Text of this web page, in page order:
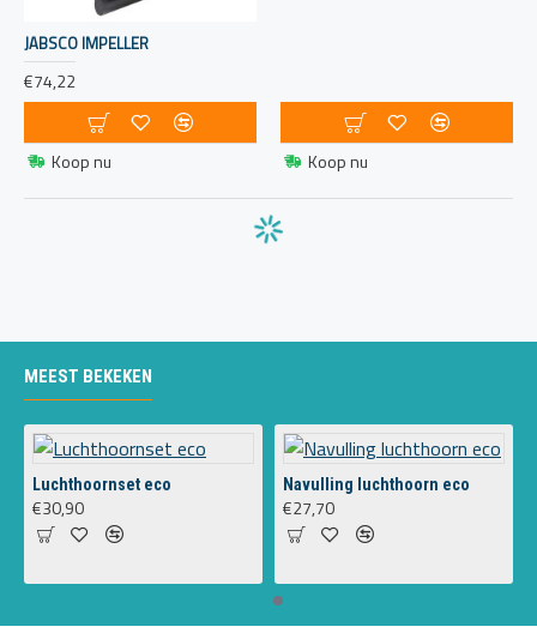
JABSCO IMPELLER
€74,22
Koop nu Koop nu
MEEST BEKEKEN
Luchthoornset eco
€30,90
Navulling luchthoorn eco
€27,70